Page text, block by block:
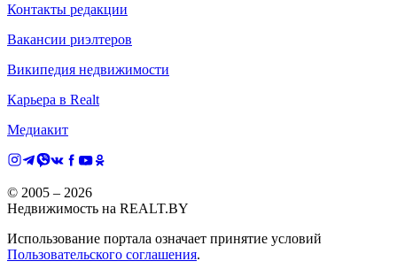
Контакты редакции
Вакансии риэлтеров
Википедия недвижимости
Карьера в Realt
Медиакит
© 2005 – 2026
Недвижимость на REALT.BY
Использование портала означает принятие условий
Пользовательского соглашения.